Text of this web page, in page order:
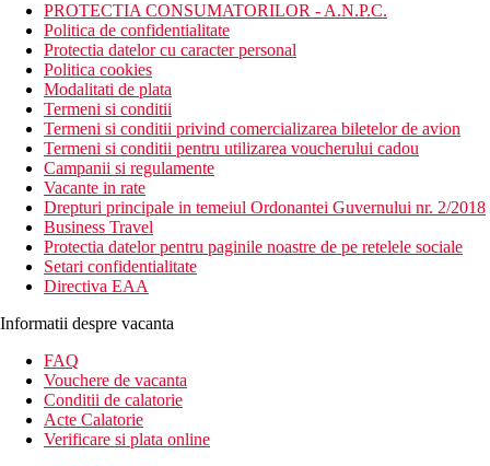
PROTECTIA CONSUMATORILOR - A.N.P.C.
Politica de confidentialitate
Protectia datelor cu caracter personal
Politica cookies
Modalitati de plata
Termeni si conditii
Termeni si conditii privind comercializarea biletelor de avion
Termeni si conditii pentru utilizarea voucherului cadou
Campanii si regulamente
Vacante in rate
Drepturi principale in temeiul Ordonantei Guvernului nr. 2/2018
Business Travel
Protectia datelor pentru paginile noastre de pe retelele sociale
Setari confidentialitate
Directiva EAA
Informatii despre vacanta
FAQ
Vouchere de vacanta
Conditii de calatorie
Acte Calatorie
Verificare si plata online